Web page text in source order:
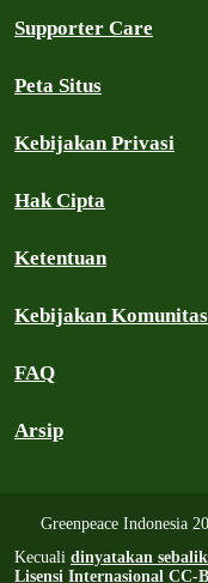
Supporter Care
Peta Situs
Kebijakan Privasi
Hak Cipta
Ketentuan
Kebijakan Komunitas
FAQ
Arsip
Greenpeace Indonesia
Kecuali dinyatakan
Lisensi Internasional CC-